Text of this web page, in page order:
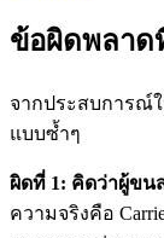
ข้อผิดพลาด
จากประสบการณ์
แบบซ้ำๆ
ผิดที่ 1: คิดว่าผู้ขน
ความจริงคือ